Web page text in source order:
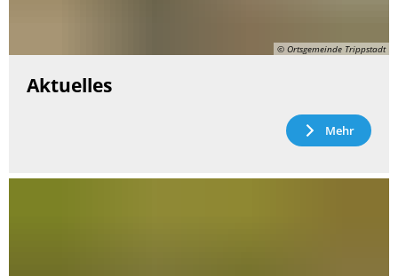
© Ortsgemeinde Trippstadt
Aktuelles
Mehr